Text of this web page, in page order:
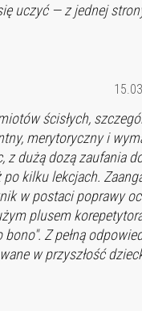
uczyć — z jednej
ścisłych,
merytoryczny i
z dużą dozą zaufania
kilku lekcjach.
w postaci poprawy
plusem
Z pełną
w przyszłość